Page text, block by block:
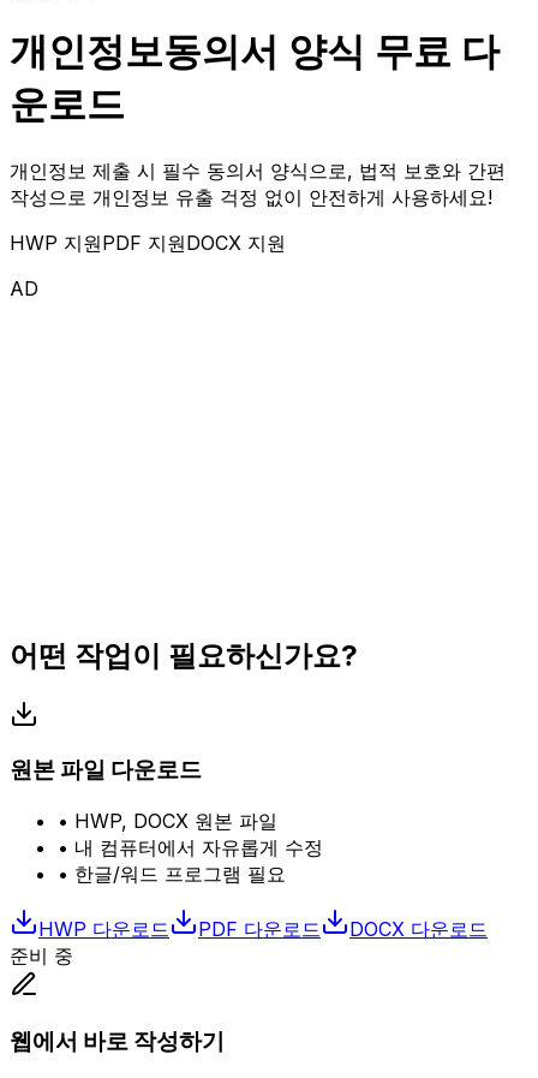
개인정보동의서 양식 무료 다
운로드
개인정보 제출 시 필수 동의서 양식으로, 법적 보호와 간편
작성으로 개인정보 유출 걱정 없이 안전하게 사용하세요!
HWP 지원PDF 지원DOCX 지원
AD
어떤 작업이 필요하신가요?
원본 파일 다운로드
• HWP, DOCX 원본 파일
• 내 컴퓨터에서 자유롭게 수정
• 한글/워드 프로그램 필요
HWP 다운로드 PDF 다운로드 DOCX 다운로드
준비 중
웹에서 바로 작성하기